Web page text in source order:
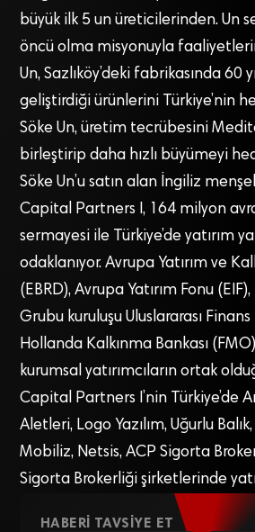
büyük ilk 5 un üreticilerinden. Un
öncü olma misyonuyla
Un, Sazlıköy’deki fabrikasında 60
geliştirdiği ürünlerini Türkiye’nin
Söke Un, üretim tecrübesini
birleştirip daha hızlı büyümeyi
Söke Un’u satın alan İngiliz
Capital Partners I, 164 milyon
sermayesi ile Türkiye’de yatırım
odaklanıyor. Avrupa Yatırım ve
(EBRD), Avrupa Yatırım Fonu
Grubu kuruluşu Uluslararası
Hollanda Kalkınma Bankası
kurumsal yatırımcıların ortak
Capital Partners I’nin Türkiye’de
Aletleri, Logo Yazılım, Uğurlu
Mobiliz, Netsis, ACP Sigorta
Sigorta Brokerliği şirketlerinde
HABERI TAVSIYE ET